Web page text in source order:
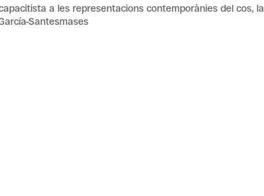
a les representacions contemporànies del cos, la
Santesmases